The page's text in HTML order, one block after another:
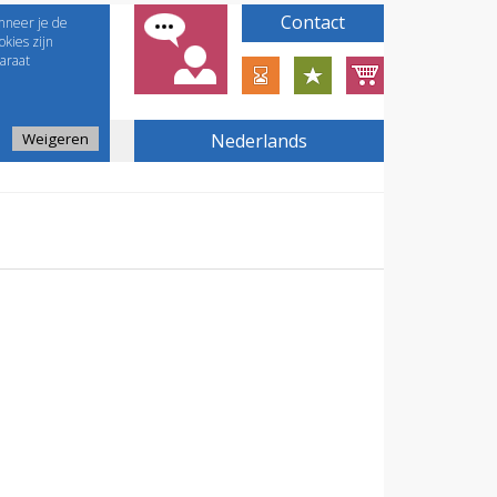
je de
zijn
Weigeren Nederlands
Contact